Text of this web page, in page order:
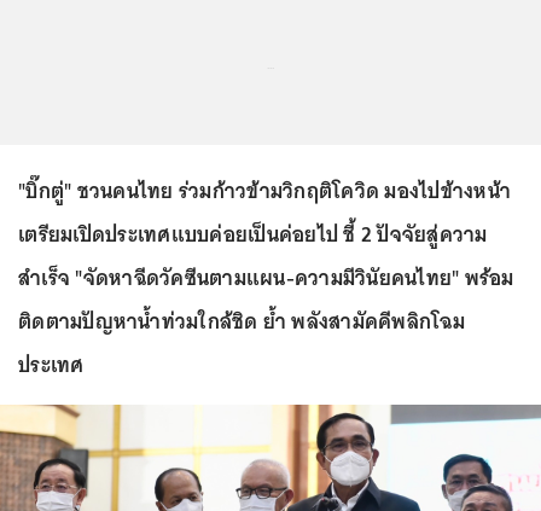
"บิ๊กตู่" ชวนคนไทย ร่วมก้าวข้ามวิกฤติโควิด มองไปข้างหน้า
เตรียมเปิดประเทศแบบค่อยเป็นค่อยไป ชี้ 2 ปัจจัยสู่ความ
สำเร็จ "จัดหาฉีดวัคซีนตามแผน-ความมีวินัยคนไทย" พร้อม
ติดตามปัญหาน้ำท่วมใกล้ชิด ย้ำ พลังสามัคคีพลิกโฉม
ประเทศ